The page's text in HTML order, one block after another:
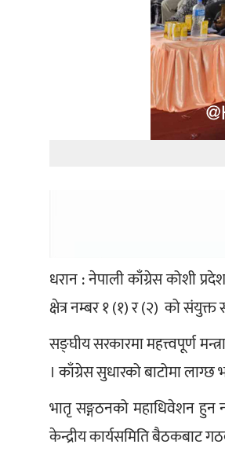
धरान : नेपाली काँग्रेस कोशी
क्षेत्र नम्बर १ (१) र (२)  को
सङ्घीय सरकारमा महत्त्वपूर्ण
। काँग्रेस सुधारको बाटोमा लाग्छ
भातृ सङ्गठनको महाधिवेशन हुन
केन्द्रीय कार्यसमिति बैठकबाट